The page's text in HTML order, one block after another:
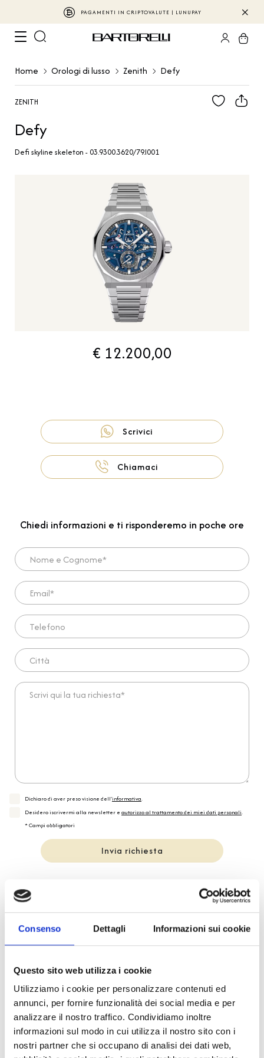
Consenso Dettagli Informazioni sui cookie
Questo sito web utilizza i cookie
Utilizziamo i cookie per personalizzare contenuti ed
annunci, per fornire funzionalità dei social media e per
analizzare il nostro traffico. Condividiamo inoltre
informazioni sul modo in cui utilizza il nostro sito con i
nostri partner che si occupano di analisi dei dati web,
PAGAMENTI IN CRIPTOVALUTE | LUNUPAY
Home Orologi di lusso Zenith Defy
ZENITH
Defy
Defi skyline skeleton - 03.9300.3620/79.I001
€ 12.200,00
Scrivici
Chiamaci
Chiedi informazioni e ti risponderemo in poche ore
Nome e Cognome*
Email*
Telefono
Città
Scrivi qui la tua richiesta*
Dichiaro di aver preso visione dell'informativa.
Desidero iscrivermi alla newsletter e autorizzo al trattamento dei miei dati personali.
* Campi obbligatori
Invia richiesta
Spedizione Gratuita
Specifiche Tecniche
Marchio
Zenith